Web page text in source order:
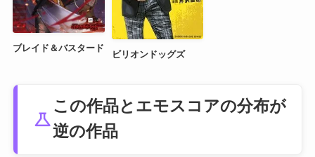
ブレイド＆バスタード
ビリオンドッグズ
science
この作品とエモスコアの分布が
逆の作品